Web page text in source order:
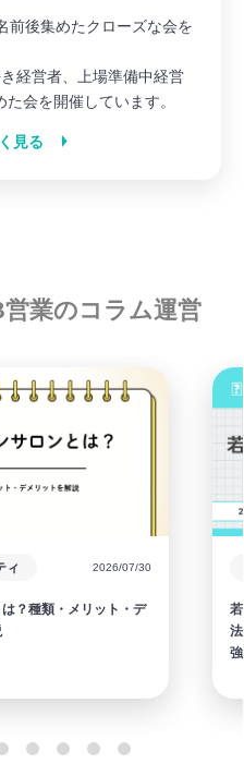
前後集めたクローズな会を
経営者、上場準備中経営
会を開催しています。
見る
業のコラム運営
ィ 2026/07/30
？種類・メリット・デ